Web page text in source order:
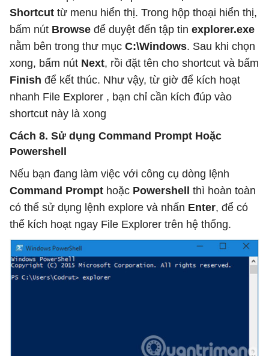
Shortcut từ menu hiển thị. Trong hộp thoại hiển thị,
bấm nút Browse để duyệt đến tập tin explorer.exe
nằm bên trong thư mục C:\Windows. Sau khi chọn
xong, bấm nút Next, rồi đặt tên cho shortcut và bấm
Finish để kết thúc. Như vậy, từ giờ để kích hoạt
nhanh File Explorer , bạn chỉ cần kích đúp vào
shortcut này là xong
Cách 8. Sử dụng Command Prompt Hoặc
Powershell
Nếu bạn đang làm việc với công cụ dòng lệnh
Command Prompt hoặc Powershell thì hoàn toàn
có thể sử dụng lệnh explore và nhấn Enter, để có
thể kích hoạt ngay File Explorer trên hệ thống.